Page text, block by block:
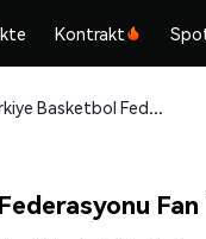
Kontrakt
Türkiye Basketbol Federasyonu Fan Token (TBFT) sicher kaufen und speichern